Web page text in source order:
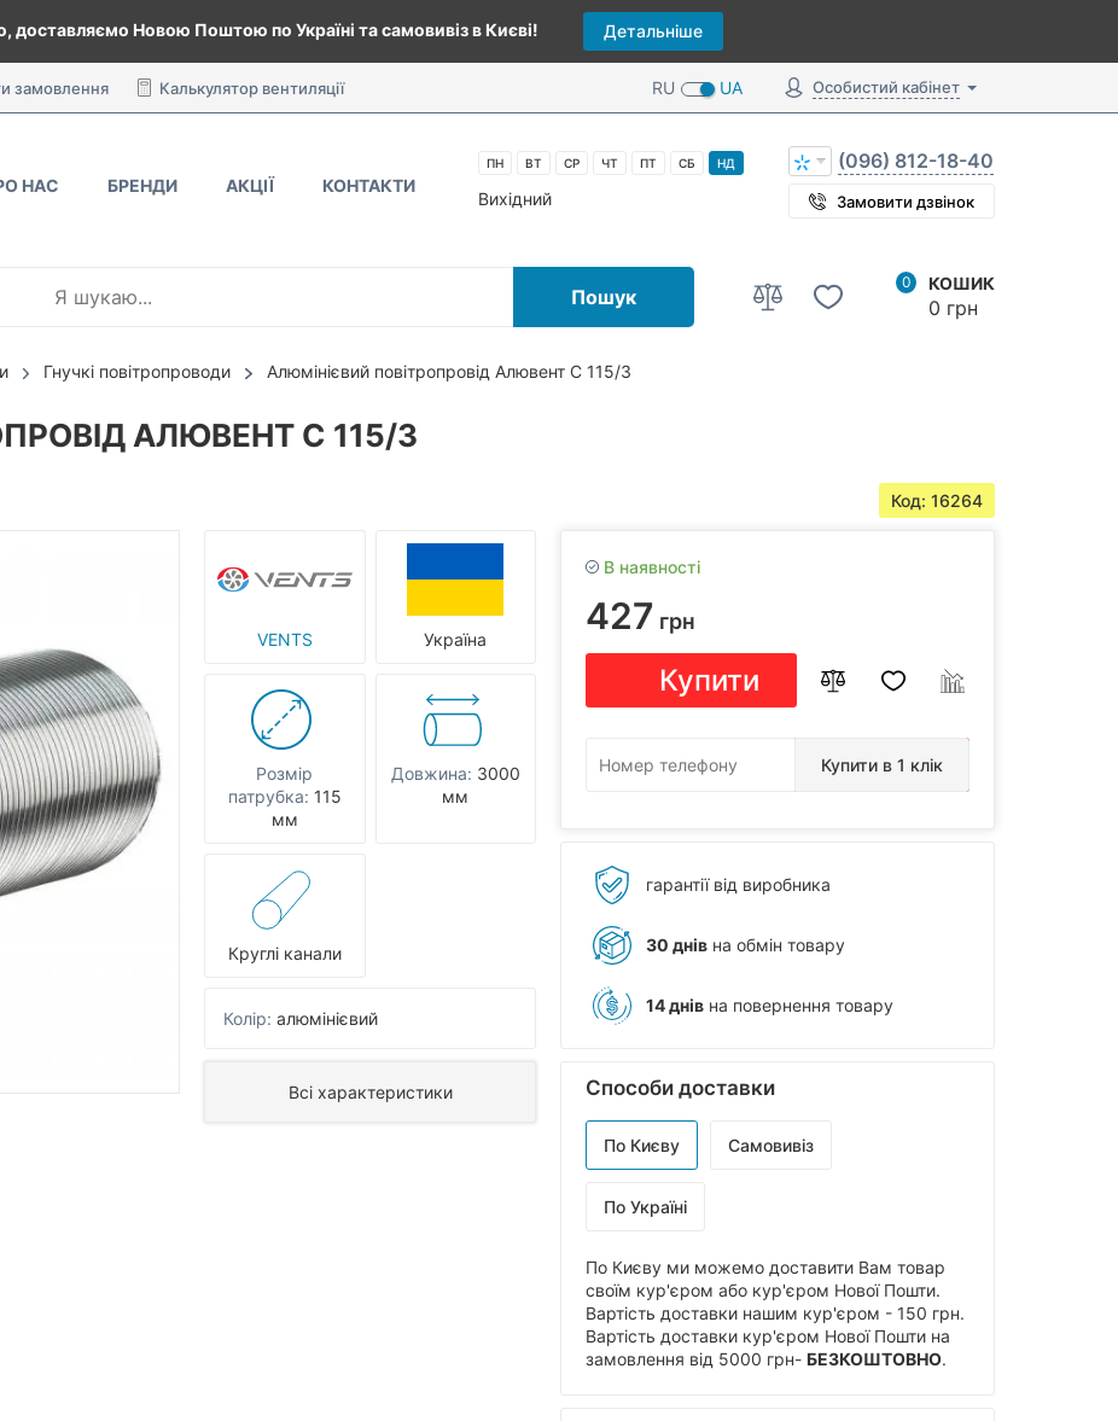
Новою Поштою по Україні та самовивіз в Києві! Детальніше
замовлення Калькулятор вентиляції Особистий кабінет
RU UA
НАС БРЕНДИ АКЦІЇ КОНТАКТИ
ПН ВТ СР ЧТ ПТ СБ НД
Вихідний
(096) 812-18-40
Замовити дзвінок
Пошук
0 КОШИК
0 грн
Гнучкі повітропроводи Алюмінієвий повітропровід Алювент С 115/3
АЛЮВЕНТ С 115/3
Код: 16264
VENTS Україна
Розмір
патрубка: 115
мм
Довжина: 3000
мм
Круглі канали
Колір: алюмінієвий
Всі характеристики
В наявності
427 грн
Купити
Купити в 1 клік
гарантії від виробника
30 днів на обмін товару
14 днів на повернення товару
Способи доставки
По Києву Самовивіз
По Україні
По Києву ми можемо доставити Вам товар
своїм кур'єром або кур'єром Нової Пошти.
Вартість доставки нашим кур'єром - 150 грн.
Вартість доставки кур'єром Нової Пошти на
замовлення від 5000 грн- БЕЗКОШТОВНО.